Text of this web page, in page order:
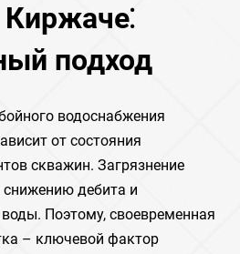
подход
водоснабжения
от состояния
скважин. Загрязнение
дебита и
Поэтому, своевременная
– ключевой фактор